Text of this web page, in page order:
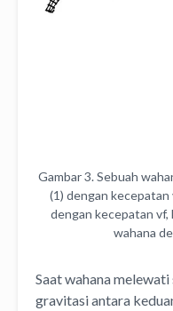
Gambar 3. Sebuah
(1) dengan kecepatan
dengan kecepatan
wahana
Saat wahana
gravitasi antara